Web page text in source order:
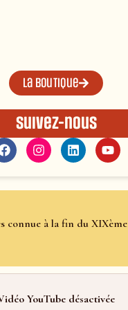
La boutique
Suivez-nous
connue à la fin du XIXème
YouTube désactivée